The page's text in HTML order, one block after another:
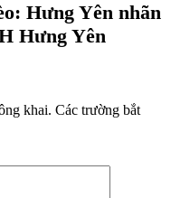
Hưng Yên nhãn
Hưng Yên
khai. Các trường bắt